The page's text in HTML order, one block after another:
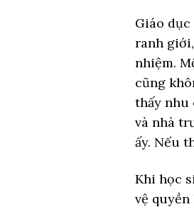
Giáo
ranh
nhiệm.
cũng
thấy nhu
và nhà
ấy. Nếu
Khi học
vệ